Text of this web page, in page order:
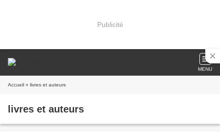
Publicité
MENU
Accueil » livres et auteurs
livres et auteurs